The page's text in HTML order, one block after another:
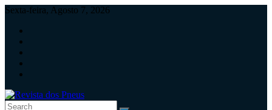
Skip
content
Sexta-feira, Agosto 7, 2026